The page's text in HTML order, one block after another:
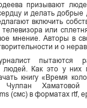
призывают
и делать добрые
включить
телевизора или
мнение. Авторы в
и о
пытаются
людей. Как это у них
книгу «Время
Хаматовой
(смс) в форматах rtf,